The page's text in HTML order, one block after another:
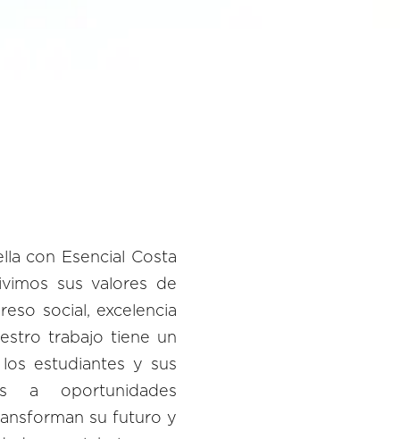
con Esencial Costa
sus valores de
social, excelencia
trabajo tiene un
estudiantes y sus
a oportunidades
su futuro y